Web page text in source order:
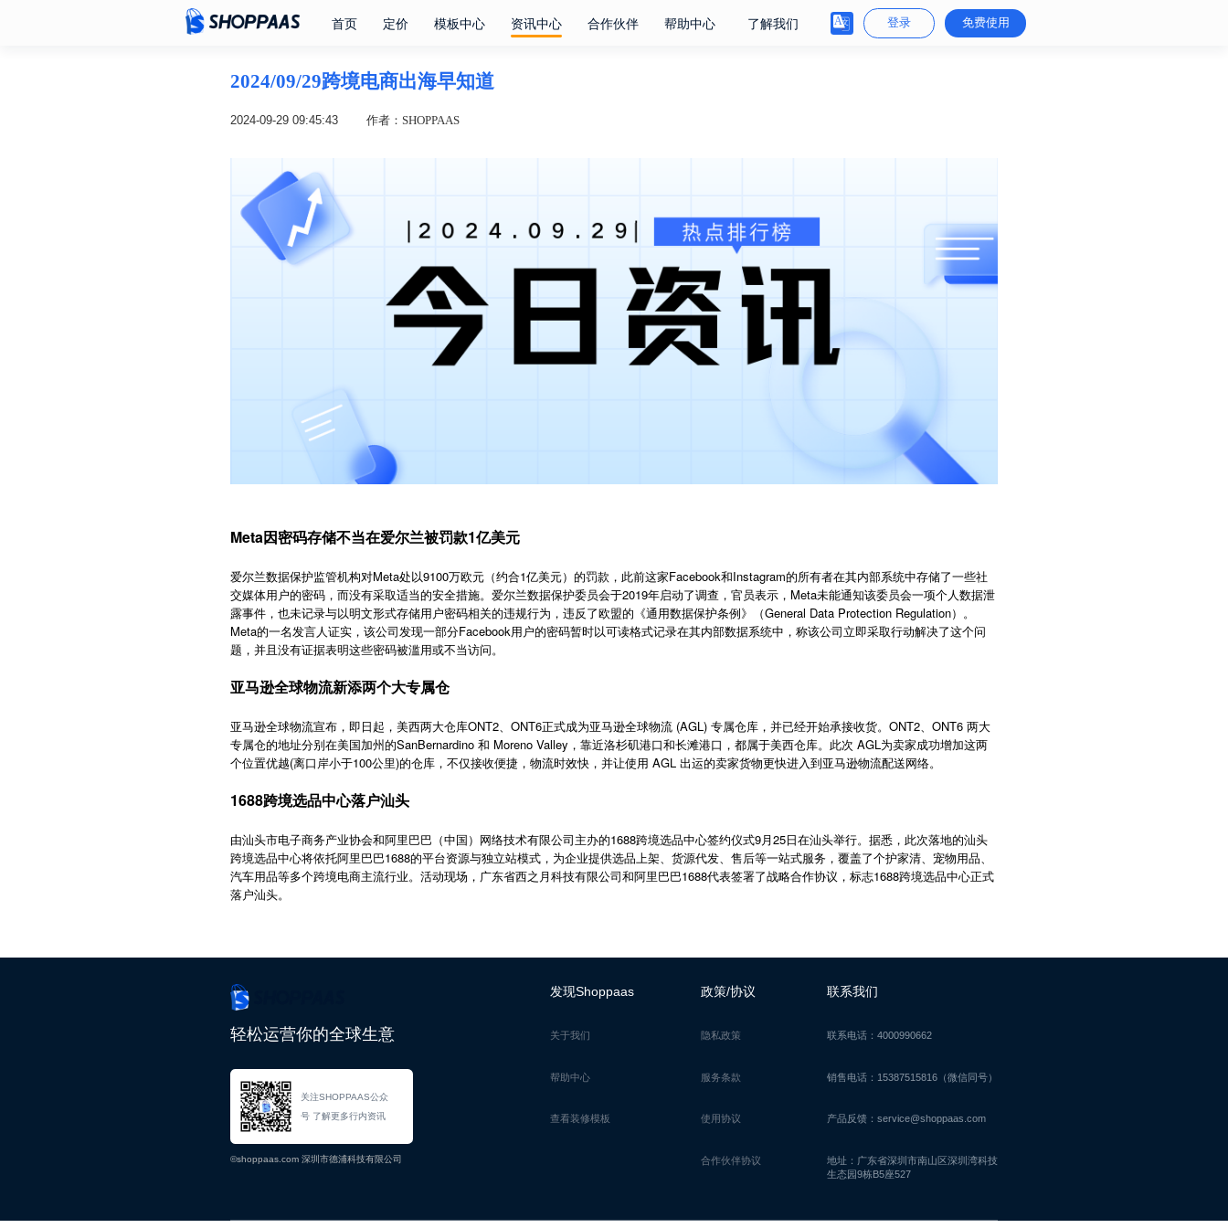
首页 定价 模板中心 资讯中心 合作伙伴 帮助中心 了解我们 登录 免费使用
2024/09/29跨境电商出海早知道
2024-09-29 09:45:43 作者：SHOPPAAS
Meta因密码存储不当在爱尔兰被罚款1亿美元
爱尔兰数据保护监管机构对Meta处以9100万欧元（约合1亿美元）的罚款，此前这家Facebook和Instagram的所有者在其内部系统中存储了一些社
交媒体用户的密码，而没有采取适当的安全措施。爱尔兰数据保护委员会于2019年启动了调查，官员表示，Meta未能通知该委员会一项个人数据泄
露事件，也未记录与以明文形式存储用户密码相关的违规行为，违反了欧盟的《通用数据保护条例》（General Data Protection Regulation）。
Meta的一名发言人证实，该公司发现一部分Facebook用户的密码暂时以可读格式记录在其内部数据系统中，称该公司立即采取行动解决了这个问
题，并且没有证据表明这些密码被滥用或不当访问。
亚马逊全球物流新添两个大专属仓
亚马逊全球物流宣布，即日起，美西两大仓库ONT2、ONT6正式成为亚马逊全球物流 (AGL) 专属仓库，并已经开始承接收货。ONT2、ONT6 两大
专属仓的地址分别在美国加州的SanBernardino 和 Moreno Valley，靠近洛杉矶港口和长滩港口，都属于美西仓库。此次 AGL为卖家成功增加这两
个位置优越(离口岸小于100公里)的仓库，不仅接收便捷，物流时效快，并让使用 AGL 出运的卖家货物更快进入到亚马逊物流配送网络。
1688跨境选品中心落户汕头
由汕头市电子商务产业协会和阿里巴巴（中国）网络技术有限公司主办的1688跨境选品中心签约仪式9月25日在汕头举行。据悉，此次落地的汕头
跨境选品中心将依托阿里巴巴1688的平台资源与独立站模式，为企业提供选品上架、货源代发、售后等一站式服务，覆盖了个护家清、宠物用品、
汽车用品等多个跨境电商主流行业。活动现场，广东省西之月科技有限公司和阿里巴巴1688代表签署了战略合作协议，标志1688跨境选品中心正式
落户汕头。
轻松运营你的全球生意
关注SHOPPAAS公众
号 了解更多行内资讯
©shoppaas.com 深圳市德浦科技有限公司
发现Shoppaas
关于我们
帮助中心
查看装修模板
政策/协议
隐私政策
服务条款
使用协议
合作伙伴协议
联系我们
联系电话：4000990662
销售电话：15387515816（微信同号）
产品反馈：service@shoppaas.com
地址：广东省深圳市南山区深圳湾科技
生态园9栋B5座527